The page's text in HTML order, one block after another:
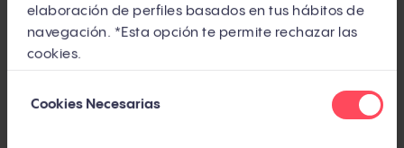
elaboración de perfiles basados en tus hábitos de
navegación. *Esta opción te permite rechazar las
cookies.
deCookies Necesarias
alta del embudo, ignorando al cliente que ya
compró. Lo que estás viendo no es un problema
de ejecución: es un problema de modelo.
Este artículo compara tres formas de entender el